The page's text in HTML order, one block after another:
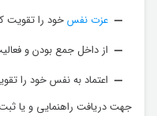
عزت نفسخود را تقویت
از داخل جمع بودن و
اعتماد به نفس خود را
جهت دریافت راهنمایی و یا